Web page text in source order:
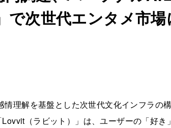
次世代エンタメ市場
情理解を基盤とした次世代文化インフラの
（ラビット）」は、ユーザーの「好き